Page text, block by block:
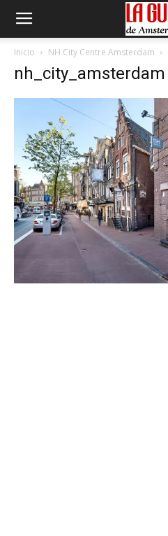
Inicio NH City Centre Amsterdam
nh_city_amsterdam